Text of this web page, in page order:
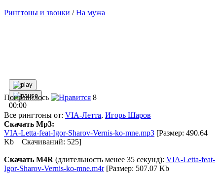
Рингтоны и звонки /На мужа
00:00
Понравилось 8
Все рингтоны от: VIA-Летта, Игорь Шаров
Скачать Mp3:
VIA-Letta-feat-Igor-Sharov-Vernis-ko-mne.mp3 [Размер: 490.64
Kb Скачиваний: 525]
Скачать M4R (длительность менее 35 секунд): VIA-Letta-feat-
Igor-Sharov-Vernis-ko-mne.m4r[Размер: 507.07 Kb